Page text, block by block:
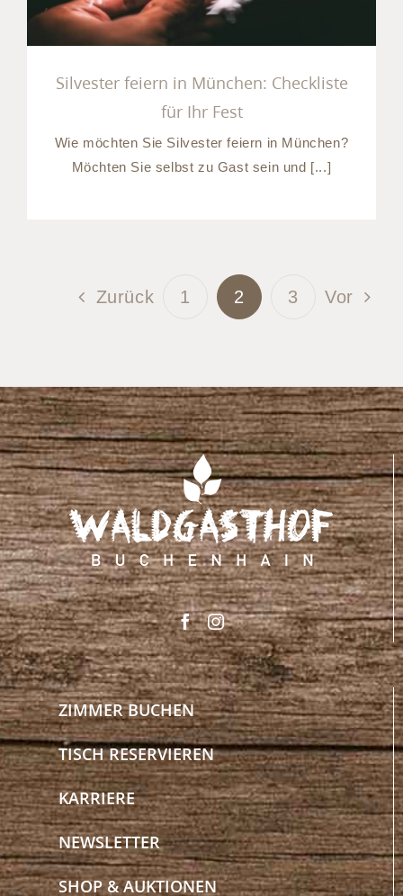
Silvester feiern in München: Checkliste
für Ihr Fest
Wie möchten Sie Silvester feiern in München?
Möchten Sie selbst zu Gast sein und [...]
Zurück 1 2 3 Vor
ZIMMER BUCHEN
TISCH RESERVIEREN
KARRIERE
NEWSLETTER
SHOP & AUKTIONEN